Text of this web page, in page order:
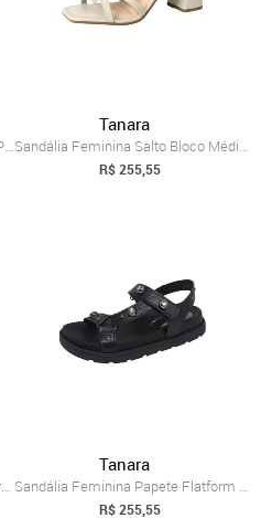
Sandália Feminina Flatform Couro Pedrari...
Tanara
Sandália Feminina Salto Bloco Médio Maxi...
R$ 255,55
Sandália Feminina Anabela Plataforma Tra...
Tanara
Sandália Feminina Papete Flatform Modern...
R$ 255,55